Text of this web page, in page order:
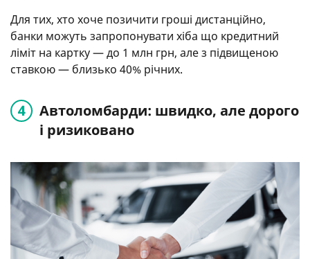
Для тих, хто хоче позичити гроші дистанційно,
банки можуть запропонувати хіба що кредитний
ліміт на картку — до 1 млн грн, але з підвищеною
ставкою — близько 40% річних.
Автоломбарди: швидко, але дорого
і ризиковано